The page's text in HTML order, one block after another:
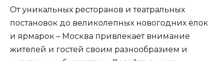
От уникальных ресторанов и театральных
постановок до великолепных новогодних ёлок
и ярмарок – Москва привлекает внимание
жителей и гостей своим разнообразием и